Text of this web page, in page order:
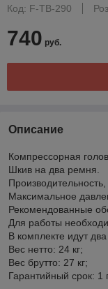
Код: F-TB-290
740 руб.
Описание
Компрессорная
Шкив на два ремня.
Максимальное
Рекомендованные
Для работы
В комплекте идут
Вес нетто: 24 кг;
Вес брутто: 27 кг;
Гарантийный срок: 1